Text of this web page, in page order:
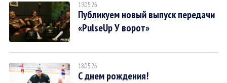
19.05.26
Публикуем новый выпуск передачи
«PulseUp У ворот»
18.05.26
С днем рождения!